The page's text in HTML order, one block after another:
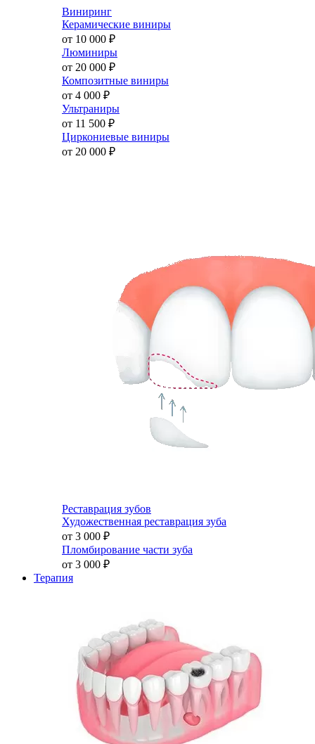
Виниринг
Керамические виниры
от 10 000 ₽
Люминиры
от 20 000 ₽
Композитные виниры
от 4 000 ₽
Ультраниры
от 11 500 ₽
Циркониевые виниры
от 20 000 ₽
Реставрация зубов
Художественная реставрация зуба
от 3 000 ₽
Пломбирование части зуба
от 3 000 ₽
Терапия